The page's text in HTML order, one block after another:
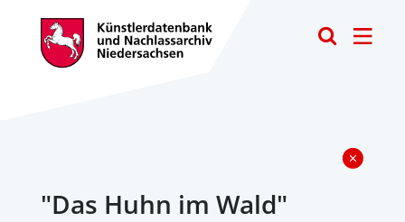
"Das Huhn im Wald"